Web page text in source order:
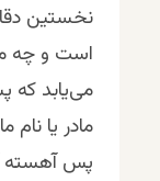
نخستین
است و چه
می‌یابد که
مادر یا
پس آهسته